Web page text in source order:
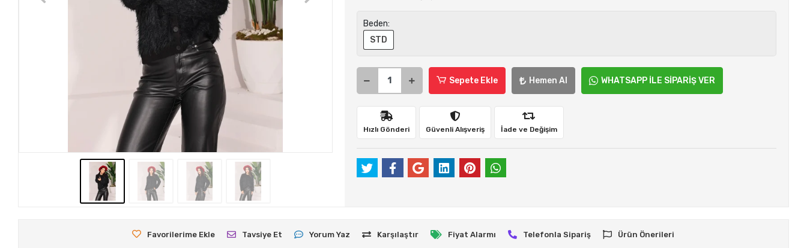
Beden:
STD
Sepete Ekle Hemen Al WHATSAPP İLE SİPARİŞ VER
Hızlı Gönderi Güvenli Alışveriş İade ve Değişim
Favorilerime Ekle Tavsiye Et Yorum Yaz Karşılaştır Fiyat Alarmı Telefonla Sipariş Ürün Önerileri